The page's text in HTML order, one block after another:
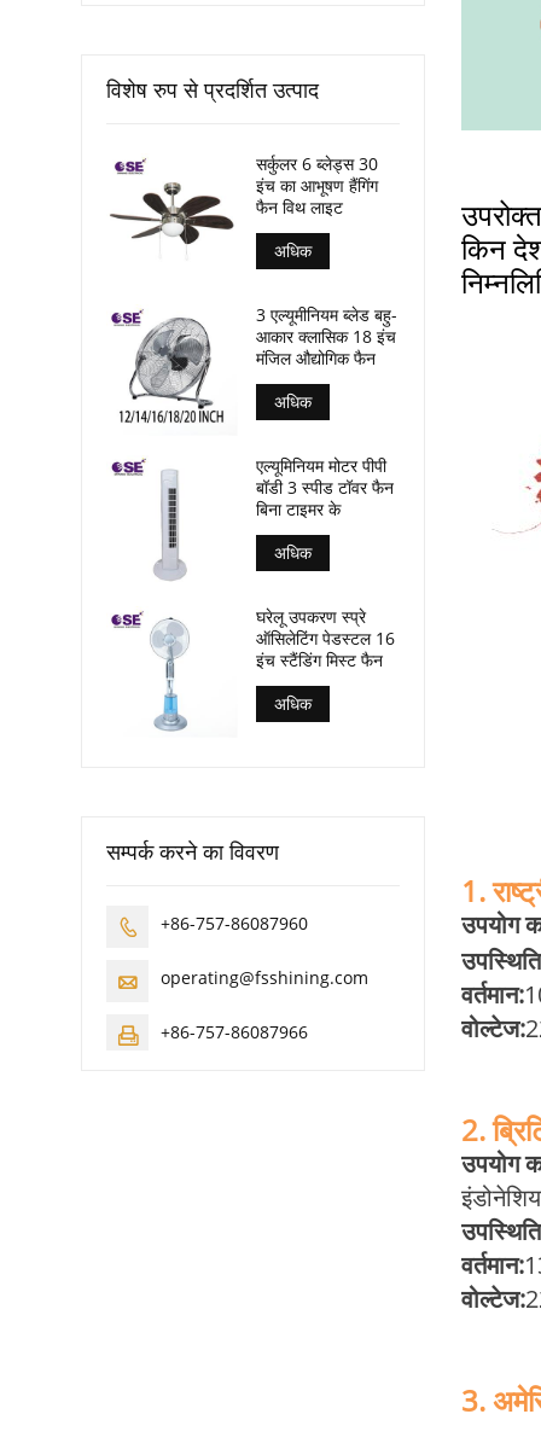
किन
1.
उपयोग
वर्तमान:
वोल्टेज:
2.
उपयोग
वर्तमान:
वोल्टेज:
3.
विशेष रुप से प्रदर्शित उत्पाद
सर्कुलर 6 ब्लेड्स 30
इंच का आभूषण हैंगिंग
फैन विथ लाइट
अधिक
3 एल्यूमीनियम ब्लेड बहु-
आकार क्लासिक 18 इंच
मंजिल औद्योगिक फैन
अधिक
एल्यूमिनियम मोटर पीपी
बॉडी 3 स्पीड टॉवर फैन
बिना टाइमर के
अधिक
घरेलू उपकरण स्प्रे
ऑसिलेटिंग पेडस्टल 16
इंच स्टैंडिंग मिस्ट फैन
अधिक
सम्पर्क करने का विवरण
 +86-757-86087960
 operating@fsshining.com
 +86-757-86087966